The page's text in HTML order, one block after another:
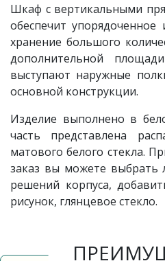
Шкаф с вертикальными
обеспечит упорядоченное
хранение большого
дополнительной
выступают наружные
основной конструкции.
Изделие выполнено в
часть представлена
матового белого стекла.
заказ вы можете выбрать
решений корпуса,
рисунок, глянцевое стекло.